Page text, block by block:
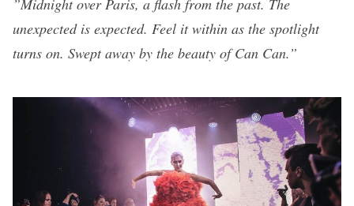
”Midnight over Paris, a flash from the past. The
unexpected is expected. Feel it within as the spotlight
turns on. Swept away by the beauty of Can Can.”